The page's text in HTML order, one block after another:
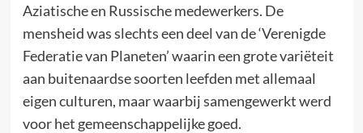
Aziatische en Russische medewerkers. De
mensheid was slechts een deel van de ‘Verenigde
Federatie van Planeten’ waarin een grote variëteit
aan buitenaardse soorten leefden met allemaal
eigen culturen, maar waarbij samengewerkt werd
voor het gemeenschappelijke goed.